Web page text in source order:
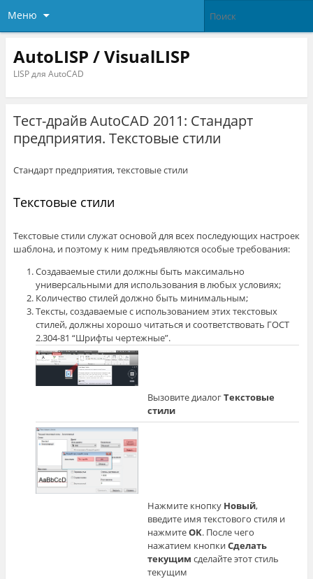
Меню
AutoLISP / VisualLISP
LISP для AutoCAD
Тест-драйв AutoCAD 2011: Стандарт
предприятия. Текстовые стили
Стандарт предприятия, текстовые стили
Текстовые стили
Текстовые стили служат основой для всех последующих настроек
шаблона, и поэтому к ним предъявляются особые требования:
Создаваемые стили должны быть максимально
универсальными для использования в любых условиях;
Количество стилей должно быть минимальным;
Тексты, создаваемые с использованием этих текстовых
стилей, должны хорошо читаться и соответствовать ГОСТ
2.304-81 “Шрифты чертежные”.
Вызовите диалогТекстовые
стили
Нажмите кнопку Новый,
введите имя текстового стиля и
нажмитеOK. После чего
нажатием кнопкиСделать
текущим сделайте этот стиль
текущим